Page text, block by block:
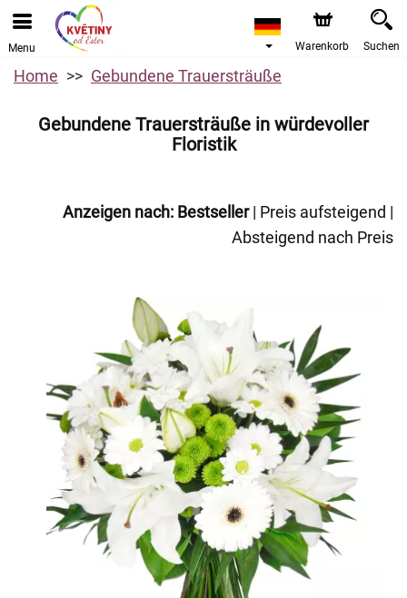
Menu Warenkorb Suchen
Home Gebundene Trauersträuße
Gebundene Trauersträuße in würdevoller
Floristik
Anzeigen nach: Bestseller| Preis aufsteigend |
Absteigend nach Preis